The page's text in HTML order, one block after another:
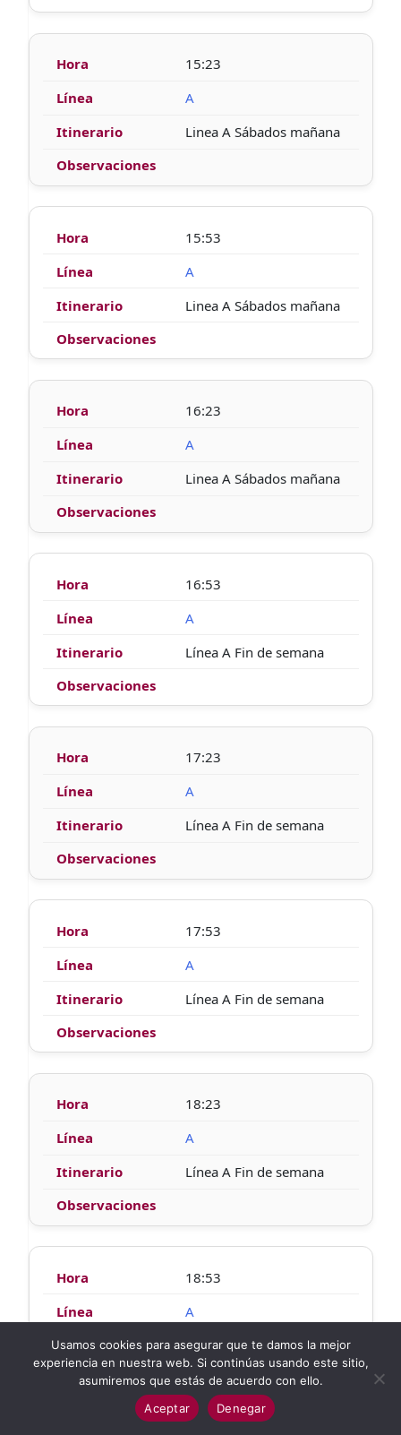
15:23
A
Linea A Sábados mañana
15:53
A
Linea A Sábados mañana
16:23
A
Linea A Sábados mañana
16:53
A
Línea A Fin de semana
17:23
A
Línea A Fin de semana
17:53
A
Línea A Fin de semana
18:23
A
Línea A Fin de semana
18:53
A
Línea A Fin de semana
Usamos cookies para asegurar que te damos la mejor
experiencia en nuestra web. Si continúas usando este sitio,
asumiremos que estás de acuerdo con ello.
Aceptar
Denegar